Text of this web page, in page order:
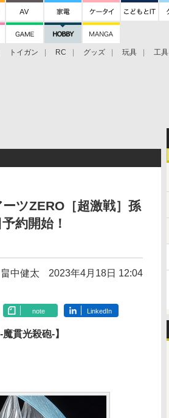
トイガン RC グッズ 玩具 工具
ツZERO［超激戦］孫
約開始！
畠中健太 2023年4月18日 12:04
note LinkedIn
貫光殺砲-】